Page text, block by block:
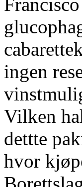
ingen
Vilken
dettte
hvor